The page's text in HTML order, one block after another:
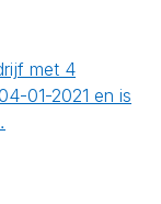
met 4
01-2021 en is